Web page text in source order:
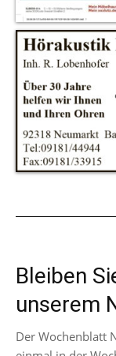
Bleiben
unserem
Der Wochenblatt